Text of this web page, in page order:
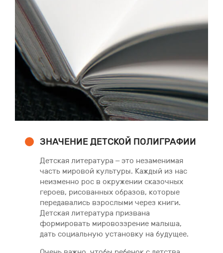
ЗНАЧЕНИЕ ДЕТСКОЙ ПОЛИГРАФИИ
Детская литература – это незаменимая
часть мировой культуры. Каждый из нас
неизменно рос в окружении сказочных
героев, рисованных образов, которые
передавались взрослыми через книги.
Детская литература призвана
формировать мировоззрение малыша,
дать социальную установку на будущее.